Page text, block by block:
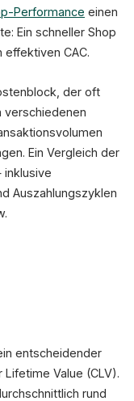
Performance einen
Ein schneller Shop
CAC.
der oft
verschiedenen
Ein Vergleich der
Auszahlungszyklen
entscheidender
Value (CLV).
rund